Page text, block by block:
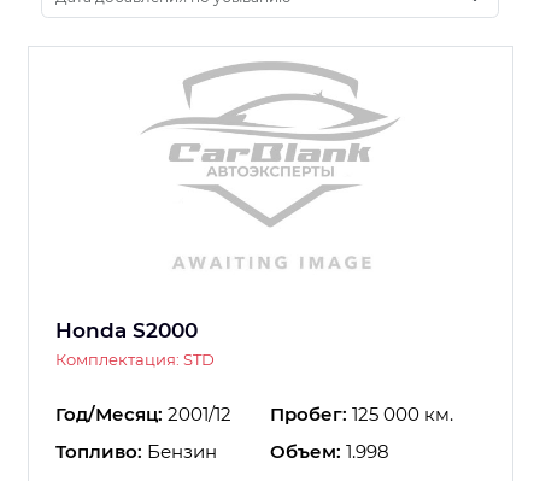
Honda S2000
Комплектация: STD
Год/Месяц: 2001/12 Пробег: 125 000 км.
Топливо: Бензин Объем: 1.998